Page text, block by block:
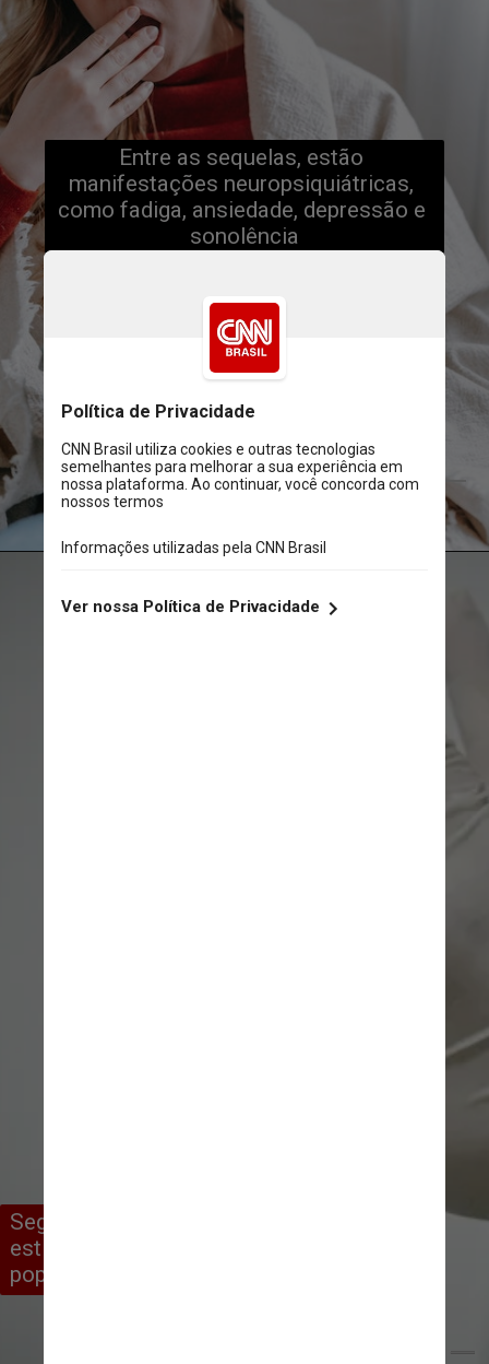
Entre as sequelas, estão
manifestações neuropsiquiátricas,
como fadiga, ansiedade, depressão e
sonolência
George Milton/Pexels
Segundo ela, a Covid longa tem uma
estimativa de afetar entre 10 e 30% da
população com diagnóstico positivo